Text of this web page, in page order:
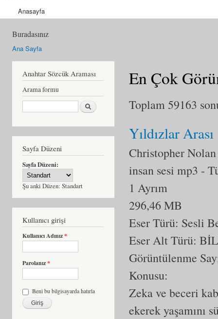
Anasayfa
Buradasınız
Ana Sayfa
Anahtar Sözcük Araması
Arama formu
Ara
Sayfa Düzeni
Sayfa Düzeni:
Şu anki Düzen: Standart
Kullanıcı girişi
Kullanıcı Adınız*
Parolanız*
Beni bu bilgisayarda hatırla
En Çok
Toplam 59163
Yıldızlar Arası
Christopher Nolan
insan sesi mp3 -
1 Ayrım
296,46 MB
Eser Türü: Sesli
Eser Alt Türü:
Görüntülenme
Konusu:
Zeka ve beceri
ekerek yaşamını